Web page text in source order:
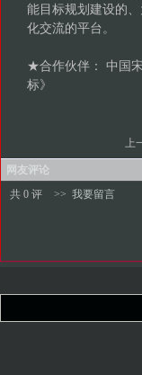
能目标规划建设的
化交流的平台。
★合作伙伴： 中国
标》
网友评论
共 0 评
>> 我要留言